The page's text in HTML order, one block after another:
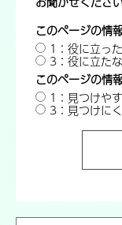
このページの情
1：役に立った
3：役に立た
このページの情
1：見つけや
3：見つけに